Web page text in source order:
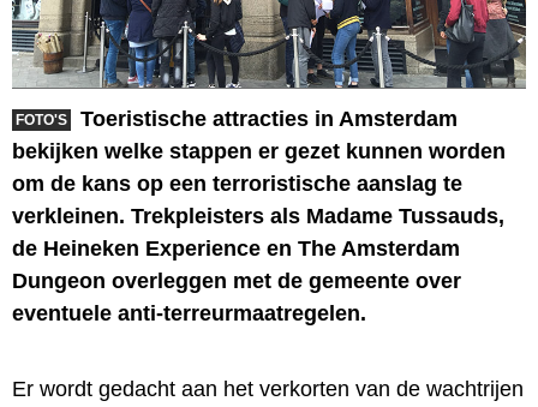
FOTO'S
Toeristische attracties in Amsterdam
bekijken welke stappen er gezet kunnen worden
om de kans op een terroristische aanslag te
verkleinen. Trekpleisters als Madame Tussauds,
de Heineken Experience en The Amsterdam
Dungeon overleggen met de gemeente over
eventuele anti-terreurmaatregelen.
Er wordt gedacht aan het verkorten van de wachtrijen